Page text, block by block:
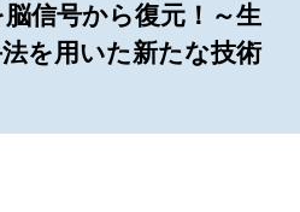
信号から復元！～生
を用いた新たな技術